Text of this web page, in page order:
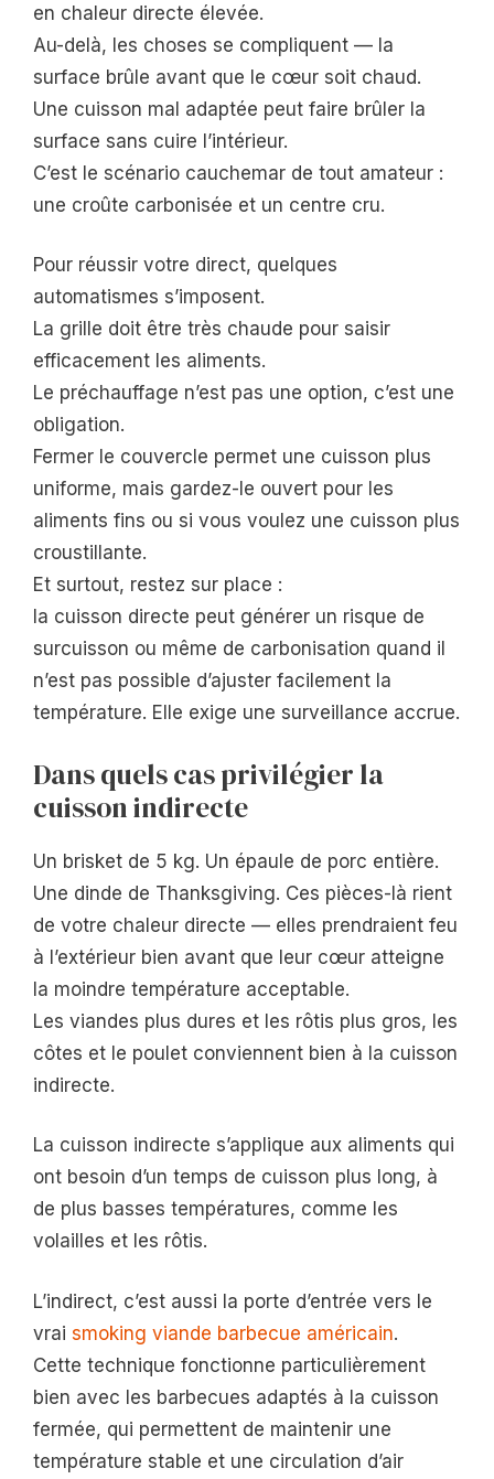
en chaleur directe élevée.
Au-delà, les choses se compliquent — la
surface brûle avant que le cœur soit chaud.
Une cuisson mal adaptée peut faire brûler la
surface sans cuire l’intérieur.
C’est le scénario cauchemar de tout amateur :
une croûte carbonisée et un centre cru.
Pour réussir votre direct, quelques
automatismes s’imposent.
La grille doit être très chaude pour saisir
efficacement les aliments.
Le préchauffage n’est pas une option, c’est une
obligation.
Fermer le couvercle permet une cuisson plus
uniforme, mais gardez-le ouvert pour les
aliments fins ou si vous voulez une cuisson plus
croustillante.
Et surtout, restez sur place :
la cuisson directe peut générer un risque de
surcuisson ou même de carbonisation quand il
n’est pas possible d’ajuster facilement la
température. Elle exige une surveillance accrue.
Dans quels cas privilégier la
cuisson indirecte
Un brisket de 5 kg. Un épaule de porc entière.
Une dinde de Thanksgiving. Ces pièces-là rient
de votre chaleur directe — elles prendraient feu
à l’extérieur bien avant que leur cœur atteigne
la moindre température acceptable.
Les viandes plus dures et les rôtis plus gros, les
côtes et le poulet conviennent bien à la cuisson
indirecte.
La cuisson indirecte s’applique aux aliments qui
ont besoin d’un temps de cuisson plus long, à
de plus basses températures, comme les
volailles et les rôtis.
L’indirect, c’est aussi la porte d’entrée vers le
vrai smoking viande barbecue américain.
Cette technique fonctionne particulièrement
bien avec les barbecues adaptés à la cuisson
fermée, qui permettent de maintenir une
température stable et une circulation d’air